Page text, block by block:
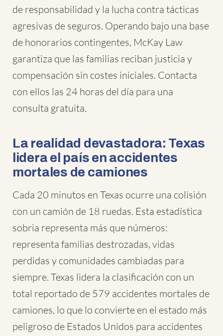
de responsabilidad y la lucha contra tácticas
agresivas de seguros. Operando bajo una base
de honorarios contingentes, McKay Law
garantiza que las familias reciban justicia y
compensación sin costes iniciales. Contacta
con ellos las 24 horas del día para una
consulta gratuita.
La realidad devastadora: Texas
lidera el país en accidentes
mortales de camiones
Cada 20 minutos en Texas ocurre una colisión
con un camión de 18 ruedas. Esta estadística
sobria representa más que números:
representa familias destrozadas, vidas
perdidas y comunidades cambiadas para
siempre. Texas lidera la clasificación con un
total reportado de 579 accidentes mortales de
camiones, lo que lo convierte en el estado más
peligroso de Estados Unidos para accidentes